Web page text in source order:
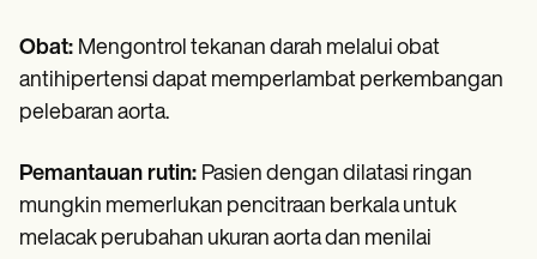
Obat: Mengontrol tekanan darah melalui obat
antihipertensi dapat memperlambat perkembangan
pelebaran aorta.
Pemantauan rutin: Pasien dengan dilatasi ringan
mungkin memerlukan pencitraan berkala untuk
melacak perubahan ukuran aorta dan menilai